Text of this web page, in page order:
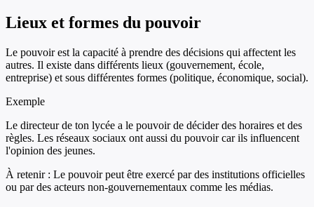
Lieux et formes du pouvoir
Le pouvoir est la capacité à prendre des décisions qui affectent les
autres. Il existe dans différents lieux (gouvernement, école,
entreprise) et sous différentes formes (politique, économique, social).
Exemple
Le directeur de ton lycée a le pouvoir de décider des horaires et des
règles. Les réseaux sociaux ont aussi du pouvoir car ils influencent
l'opinion des jeunes.
À retenir : Le pouvoir peut être exercé par des institutions officielles
ou par des acteurs non-gouvernementaux comme les médias.